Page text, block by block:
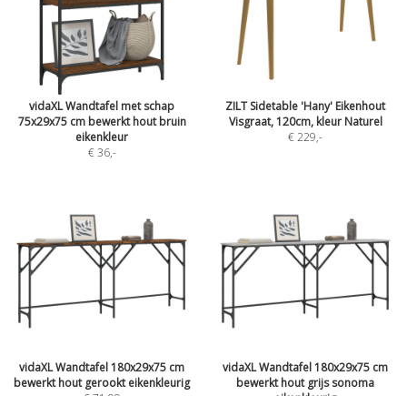
vidaXL Wandtafel met schap
75x29x75 cm bewerkt hout bruin
eikenkleur
€ 36,-
ZILT Sidetable 'Hany' Eikenhout
Visgraat, 120cm, kleur Naturel
€ 229,-
vidaXL Wandtafel 180x29x75 cm
bewerkt hout gerookt eikenkleurig
vidaXL Wandtafel 180x29x75 cm
bewerkt hout grijs sonoma